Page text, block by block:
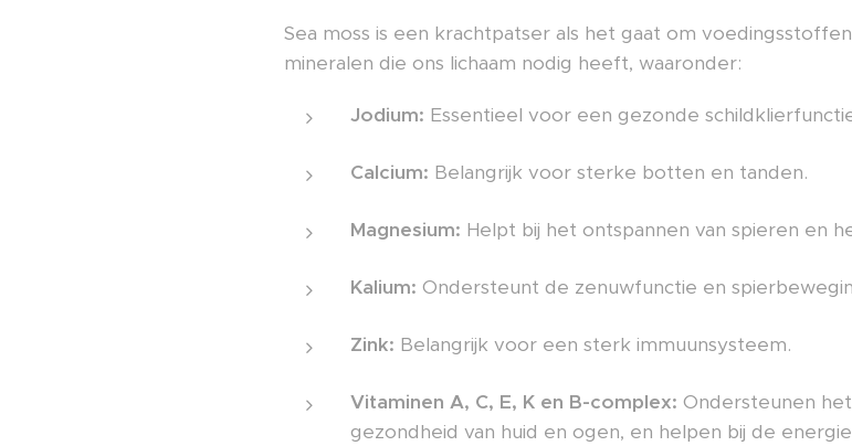
Sea moss is een krachtpatser als het gaat om
mineralen die ons lichaam nodig heeft, waaronder:
Jodium: Essentieel voor een gezonde
Calcium: Belangrijk voor sterke botten en tanden.
Magnesium: Helpt bij het ontspannen van spieren en
Kalium: Ondersteunt de zenuwfunctie en
Zink: Belangrijk voor een sterk immuunsysteem.
Vitaminen A, C, E, K en B-complex: Ondersteunen
gezondheid van huid en ogen, en helpen bij de